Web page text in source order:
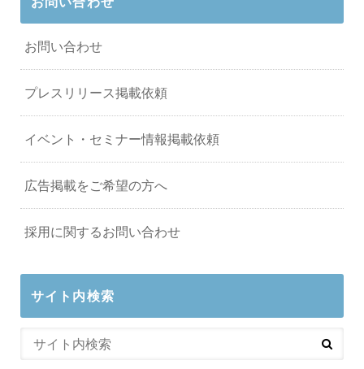
お問い合わせ
プレスリリース掲載依頼
イベント・セミナー情報掲載依頼
広告掲載をご希望の方へ
採用に関するお問い合わせ
サイト内検索